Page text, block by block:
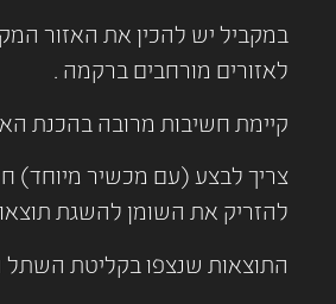
במקביל יש להכין את האזור
לאזורים מורחבים ברקמה .
קיימת חשיבות מרובה בהכנת
צריך לבצע (עם מכשיר מיוחד)
להזריק את השומן להשגת
התוצאות שנצפו בקליטת השתל הגיעו ל-80% וניתן להשיג הזרקות קולטות בנפח של עד 300